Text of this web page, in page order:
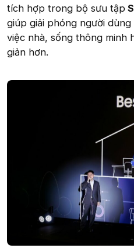
tích hợp trong bộ sưu tập
giúp giải phóng người
việc nhà, sống thông minh
giản hơn.